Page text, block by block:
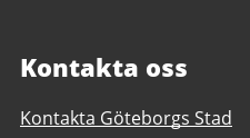
Kontakta oss
Kontakta Göteborgs Stad